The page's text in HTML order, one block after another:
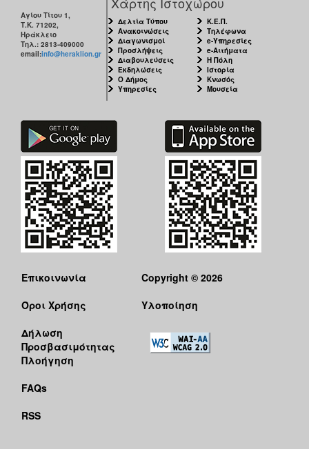
Αγίου Τίτου 1,
Τ.Κ. 71202,
Ηράκλειο
Τηλ.: 2813-409000
email:info@heraklion.gr
Δελτία Τύπου
Ανακοινώσεις
Διαγωνισμοί
Προσλήψεις
Διαβουλεύσεις
Εκδηλώσεις
Ο Δήμος
Υπηρεσίες
Κ.Ε.Π.
Τηλέφωνα
e-Υπηρεσίες
e-Αιτήματα
Η Πόλη
Ιστορία
Κνωσός
Μουσεία
Επικοινωνία
Όροι Χρήσης
Δήλωση
Προσβασιμότητας
Πλοήγηση
FAQs
RSS
Copyright © 2026
Υλοποίηση